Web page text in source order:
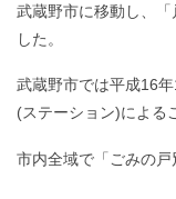
武蔵野市に移動し、
した。
武蔵野市では平成16
(ステーション)による
市内全域で「ごみの戸